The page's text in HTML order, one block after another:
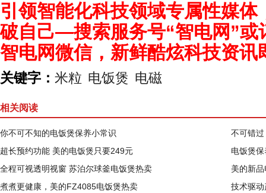
引领智能化科技领域专属性媒
破自己—搜索服务号“智电网”或
智电网微信，新鲜酷炫科技资讯
关键字： 米粒 电饭煲 电磁
相关阅读
你不可不知的电饭煲保养小常识
不可错
超长预约功能 美的电饭煲只要249元
电饭煲
全程可视透明视窗 苏泊尔球釜电饭煲热卖
美的新
煮煮更健康，美的FZ4085电饭煲热卖
技术驱